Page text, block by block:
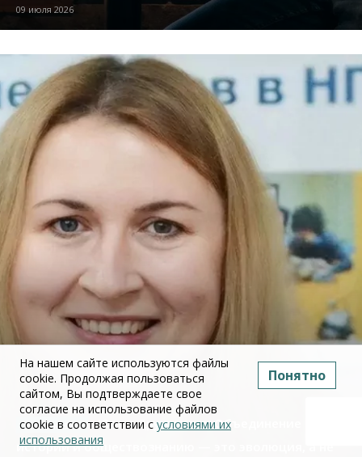
09 июля 2026
Юлия Дружинина: Объединение ЕГЭ по
истории и обществознанию — это эволюция, а не
На нашем сайте используются файлы
cookie. Продолжая пользоваться
сайтом, Вы подтверждаете свое
согласие на использование файлов
cookie в соответствии с условиями их
использования
Понятно